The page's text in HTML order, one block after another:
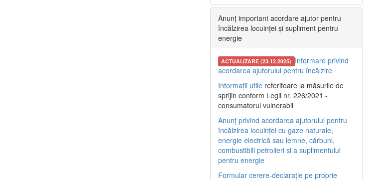
Anunț important acordare ajutor pentru
încălzirea locuinței și supliment pentru
energie
ACTUALIZARE (23.12.2025) Informare privind
acordarea ajutorului pentru încălzire
Informații utile referitoare la măsurile de
sprijin conform Legii nr. 226/2021 -
consumatorul vulnerabil
Anunț privind acordarea ajutorului pentru
încălzirea locuinței cu gaze naturale,
energie electrică sau lemne, cărbuni,
combustibili petrolieri și a suplimentului
pentru energie
Formular cerere-declarație pe proprie